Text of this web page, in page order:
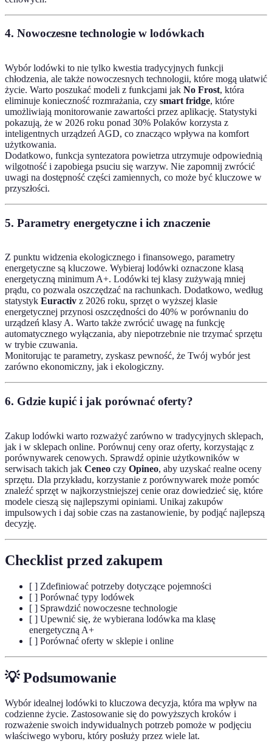
4. Nowoczesne technologie w lodówkach
Wybór lodówki to nie tylko kwestia tradycyjnych funkcji
chłodzenia, ale także nowoczesnych technologii, które mogą ułatwić
życie. Warto poszukać modeli z funkcjami jak No Frost, która
eliminuje konieczność rozmrażania, czy smart fridge, które
umożliwiają monitorowanie zawartości przez aplikację. Statystyki
pokazują, że w 2026 roku ponad 30% Polaków korzysta z
inteligentnych urządzeń AGD, co znacząco wpływa na komfort
użytkowania.
Dodatkowo, funkcja syntezatora powietrza utrzymuje odpowiednią
wilgotność i zapobiega psuciu się warzyw. Nie zapomnij zwrócić
uwagi na dostępność części zamiennych, co może być kluczowe w
przyszłości.
5. Parametry energetyczne i ich znaczenie
Z punktu widzenia ekologicznego i finansowego, parametry
energetyczne są kluczowe. Wybieraj lodówki oznaczone klasą
energetyczną minimum A+. Lodówki tej klasy zużywają mniej
prądu, co pozwala oszczędzać na rachunkach. Dodatkowo, według
statystyk Euractiv z 2026 roku, sprzęt o wyższej klasie
energetycznej przynosi oszczędności do 40% w porównaniu do
urządzeń klasy A. Warto także zwrócić uwagę na funkcję
automatycznego wyłączania, aby niepotrzebnie nie trzymać sprzętu
w trybie czuwania.
Monitorując te parametry, zyskasz pewność, że Twój wybór jest
zarówno ekonomiczny, jak i ekologiczny.
6. Gdzie kupić i jak porównać oferty?
Zakup lodówki warto rozważyć zarówno w tradycyjnych sklepach,
jak i w sklepach online. Porównuj ceny oraz oferty, korzystając z
porównywarek cenowych. Sprawdź opinie użytkowników w
serwisach takich jak Ceneo czy Opineo, aby uzyskać realne oceny
sprzętu. Dla przykładu, korzystanie z porównywarek może pomóc
znaleźć sprzęt w najkorzystniejszej cenie oraz dowiedzieć się, które
modele cieszą się najlepszymi opiniami. Unikaj zakupów
impulsowych i daj sobie czas na zastanowienie, by podjąć najlepszą
decyzję.
Checklist przed zakupem
[ ] Zdefiniować potrzeby dotyczące pojemności
[ ] Porównać typy lodówek
[ ] Sprawdzić nowoczesne technologie
[ ] Upewnić się, że wybierana lodówka ma klasę
energetyczną A+
[ ] Porównać oferty w sklepie i online
💡 Podsumowanie
Wybór idealnej lodówki to kluczowa decyzja, która ma wpływ na
codzienne życie. Zastosowanie się do powyższych kroków i
rozważenie swoich indywidualnych potrzeb pomoże w podjęciu
właściwego wyboru, który posłuży przez wiele lat.